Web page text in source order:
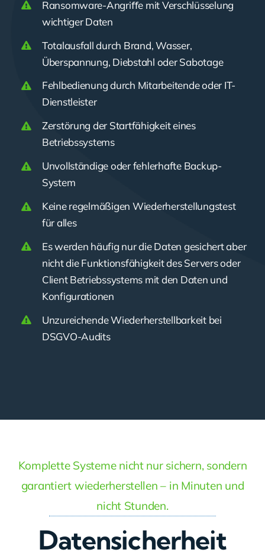
Ransomware-Angriﬀe mit Verschlüsselung
wichtiger Daten
Totalausfall durch Brand, Wasser,
Überspannung, Diebstahl oder Sabotage
Fehlbedienung durch Mitarbeitende oder IT-
Dienstleister
Zerstörung der Startfähigkeit eines
Betriebssystems
Unvollständige oder fehlerhafte Backup-
System
Keine regelmäßigen Wiederherstellungstest
für alles
Es werden häufig nur die Daten gesichert aber
nicht die Funktionsfähigkeit des Servers oder
Client Betriebssystems mit den Daten und
Konfigurationen
Unzureichende Wiederherstellbarkeit bei
DSGVO-Audits
Komplette Systeme nicht nur sichern, sondern
garantiert wiederherstellen – in Minuten und
nicht Stunden.
Datensicherheit